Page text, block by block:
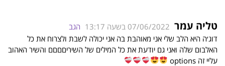
טליה עמר 07/06/2022 בשעה 13:17
הגב
דוג׳ה היא הלב שלי אני מאוהבת בה אני יכולה לשבת ולצרוח את כל
האלבום שלה ואני גם יודעת את כל המילים של השיריםםםם והשיר האהוב
עליי זה options